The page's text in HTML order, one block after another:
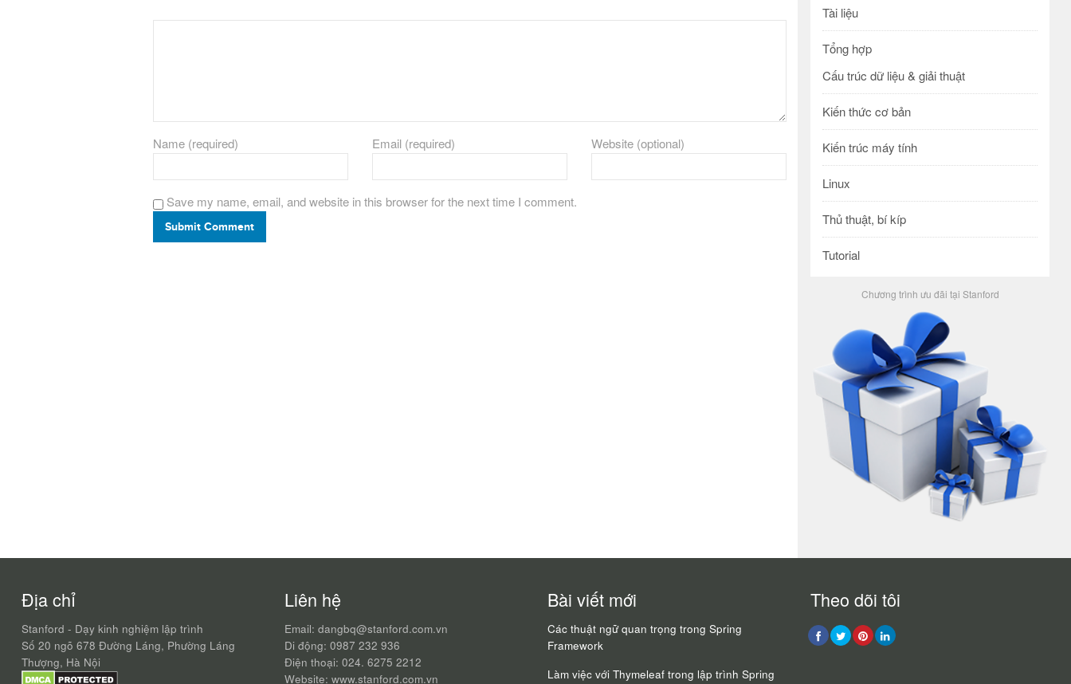
Name (required) Email (required) Website (optional)
Save my name, email, and website in this browser for the next time I comment.
Submit Comment
Tài liệu
Tổng hợp
Cấu trúc dữ liệu & giải thuật
Kiến thức cơ bản
Kiến trúc máy tính
Linux
Thủ thuật, bí kíp
Tutorial
Chương trình ưu đãi tại Stanford
Địa chỉ
Stanford - Dạy kinh nghiệm lập trình
Số 20 ngõ 678 Đường Láng, Phường Láng
Thượng, Hà Nội
Liên hệ
Email: dangbq@stanford.com.vn
Di động: 0987 232 936
Điện thoại: 024. 6275 2212
Website: www.stanford.com.vn
Bài viết mới
Các thuật ngữ quan trọng trong Spring
Framework
Làm việc với Thymeleaf trong lập trình Spring
Theo dõi tôi